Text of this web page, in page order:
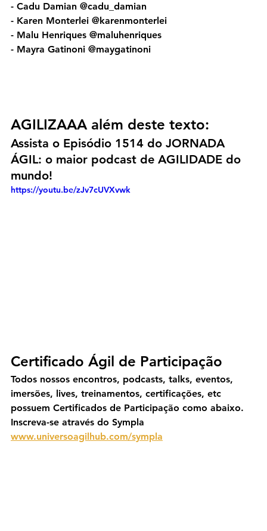
- Cadu Damian @cadu_damian
- Karen Monterlei @karenmonterlei
- Malu Henriques @maluhenriques
- Mayra Gatinoni @maygatinoni
AGILIZAAA além deste texto:
Assista o Episódio 1514 do JORNADA
ÁGIL: o maior podcast de AGILIDADE do
mundo!
https://youtu.be/zJv7cUVXvwk
Certificado Ágil de Participação
Todos nossos encontros, podcasts, talks, eventos,
imersões, lives, treinamentos, certificações, etc
possuem Certificados de Participação como abaixo.
Inscreva-se através do Sympla
www.universoagilhub.com/sympla